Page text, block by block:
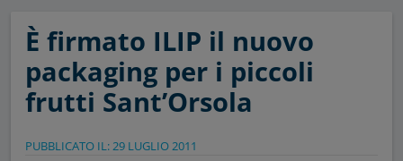
È firmato ILIP il nuovo
packaging per i piccoli
frutti Sant’Orsola
PUBBLICATO IL: 29 LUGLIO 2011